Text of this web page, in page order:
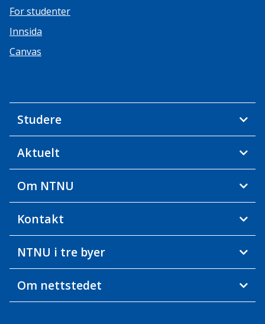
For studenter
Innsida
Canvas
Studere
Aktuelt
Om NTNU
Kontakt
NTNU i tre byer
Om nettstedet